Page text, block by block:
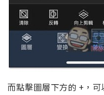
而點擊圖層下方的 +，